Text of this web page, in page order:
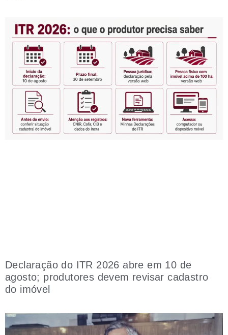
Declaração do ITR 2026 abre em 10 de
agosto; produtores devem revisar cadastro
do imóvel